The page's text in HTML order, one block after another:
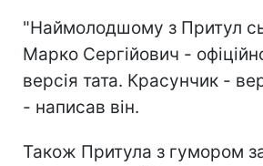
"Наймолодшому з Притул
Марко Сергійович -
версія тата. Красунчик -
- написав він.
Також Притула з гумором